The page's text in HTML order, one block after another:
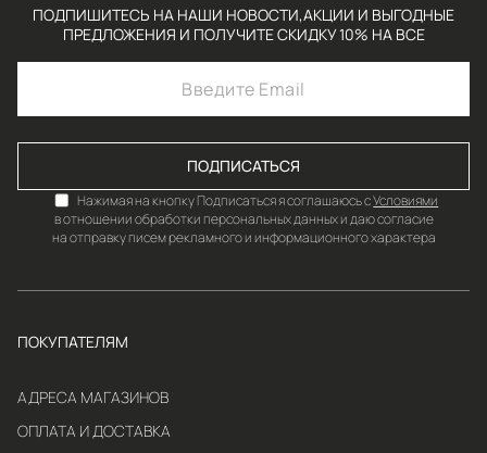
ПОДПИШИТЕСЬ НА НАШИ НОВОСТИ,АКЦИИ И ВЫГОДНЫЕ
ПРЕДЛОЖЕНИЯ И ПОЛУЧИТЕ СКИДКУ 10% НА ВСЕ
ПОДПИСАТЬСЯ
Нажимая на кнопку Подписаться я соглашаюсь сУсловиями
в отношении обработки персональных данных и даю согласие
на отправку писем рекламного и информационного характера
ПОКУПАТЕЛЯМ
АДРЕСА МАГАЗИНОВ
ОПЛАТА И ДОСТАВКА